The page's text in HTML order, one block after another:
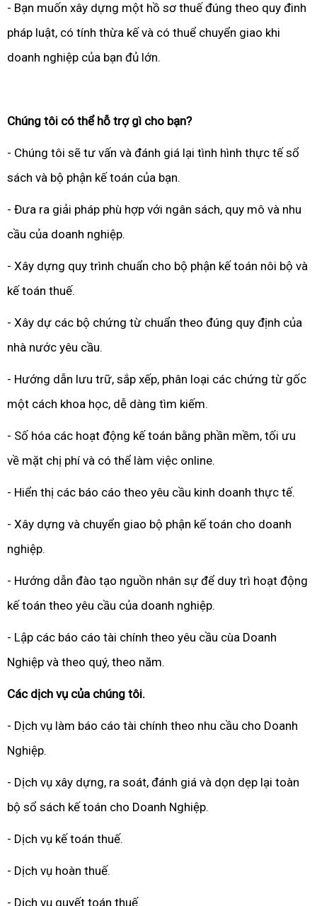
- Bạn muốn xây dựng một hồ sơ thuế đúng theo quy đinh
pháp luật, có tính thừa kế và có thuể chuyển giao khi
doanh nghiệp của bạn đủ lớn.
Chúng tôi có thể hỗ trợ gì cho bạn?
- Chúng tôi sẽ tư vấn và đánh giá lại tình hình thực tế sổ
sách và bộ phận kế toán của bạn.
- Đưa ra giải pháp phù hợp với ngân sách, quy mô và nhu
cầu của doanh nghiệp.
- Xây dựng quy trình chuẩn cho bộ phận kế toán nôi bộ và
kế toán thuế.
- Xây dự các bộ chứng từ chuẩn theo đúng quy định của
nhà nước yêu cầu.
- Hướng dẫn lưu trữ, sắp xếp, phân loại các chứng từ gốc
một cách khoa học, dễ dàng tìm kiếm.
- Số hóa các hoạt động kế toán bằng phần mềm, tối ưu
về mặt chị phí và có thể làm việc online.
- Hiển thị các báo cáo theo yêu cầu kinh doanh thực tế.
- Xây dựng và chuyển giao bộ phận kế toán cho doanh
nghiệp.
- Hướng dẫn đào tạo nguồn nhân sự để duy trì hoạt động
kế toán theo yêu cầu của doanh nghiệp.
- Lập các báo cáo tài chính theo yêu cầu cùa Doanh
Nghiệp và theo quý, theo năm.
Các dịch vụ của chúng tôi.
- Dịch vụ làm báo cáo tài chính theo nhu cầu cho Doanh
Nghiệp.
- Dịch vụ xây dựng, ra soát, đánh giá và dọn dẹp lại toàn
bộ sổ sách kế toán cho Doanh Nghiệp.
- Dịch vụ kế toán thuế.
- Dịch vụ hoàn thuế.
- Dịch vụ quyết toán thuế.